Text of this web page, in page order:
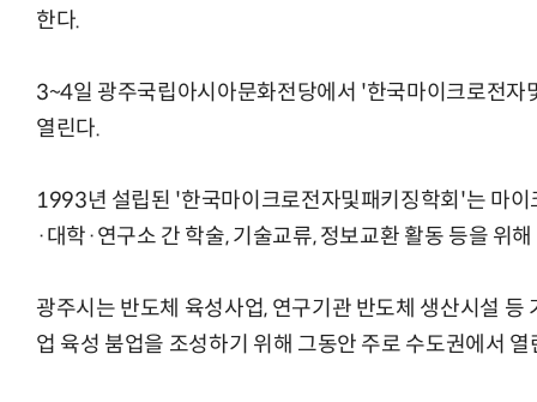
한다.
3~4일 광주국립아시아문화전당에서 '한국마이크로전
열린다.
1993년 설립된 '한국마이크로전자및패키징학회'는 마
·대학·연구소 간 학술, 기술교류, 정보교환 활동 등을 위
광주시는 반도체 육성사업, 연구기관 반도체 생산시설
업 육성 붐업을 조성하기 위해 그동안 주로 수도권에서